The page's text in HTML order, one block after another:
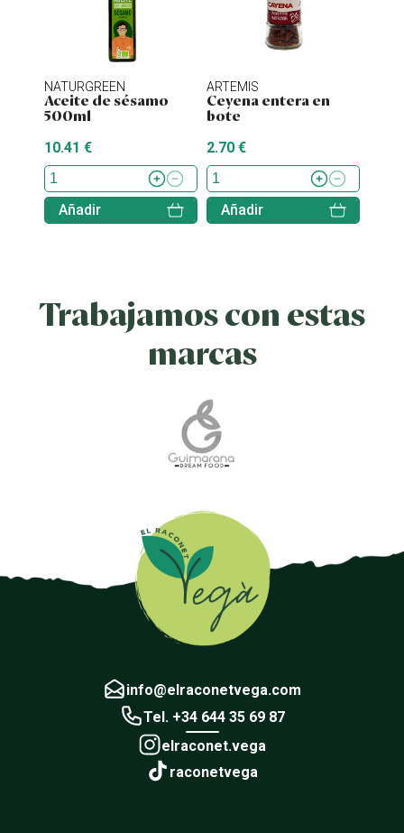
NATURGREEN
Aceite de sésamo
500ml
10.41 €
Añadir
ARTEMIS
Ceyena entera en
bote
2.70 €
Añadir
Trabajamos con estas
marcas
info@elraconetvega.com
Tel. +34 644 35 69 87
elraconet.vega
raconetvega